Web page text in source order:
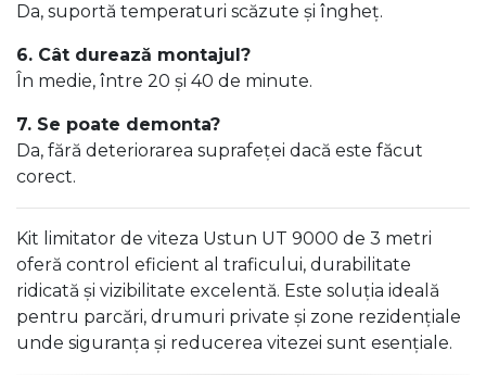
Da, suportă temperaturi scăzute și îngheț.
6. Cât durează montajul?
În medie, între 20 și 40 de minute.
7. Se poate demonta?
Da, fără deteriorarea suprafeței dacă este făcut
corect.
Kit limitator de viteza Ustun UT 9000 de 3 metri
oferă control eficient al traficului, durabilitate
ridicată și vizibilitate excelentă. Este soluția ideală
pentru parcări, drumuri private și zone rezidențiale
unde siguranța și reducerea vitezei sunt esențiale.